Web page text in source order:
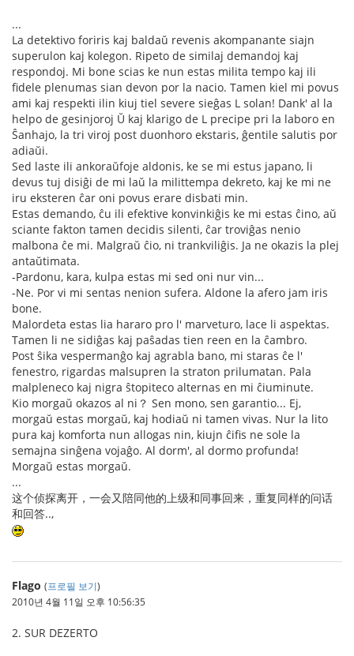
...
La detektivo foriris kaj baldaŭ revenis akompanante siajn
superulon kaj kolegon. Ripeto de similaj demandoj kaj
respondoj. Mi bone scias ke nun estas milita tempo kaj ili
fidele plenumas sian devon por la nacio. Tamen kiel mi povus
ami kaj respekti ilin kiuj tiel severe sieĝas L solan! Dank' al la
helpo de gesinjoroj Ŭ kaj klarigo de L precipe pri la laboro en
Ŝanhajo, la tri viroj post duonhoro ekstaris, ĝentile salutis por
adiaŭi.
Sed laste ili ankoraŭfoje aldonis, ke se mi estus japano, li
devus tuj disiĝi de mi laŭ la milittempa dekreto, kaj ke mi ne
iru eksteren ĉar oni povus erare disbati min.
Estas demando, ĉu ili efektive konvinkiĝis ke mi estas ĉino, aŭ
sciante fakton tamen decidis silenti, ĉar troviĝas nenio
malbona ĉe mi. Malgraŭ ĉio, ni trankviliĝis. Ja ne okazis la plej
antaŭtimata.
-Pardonu, kara, kulpa estas mi sed oni nur vin...
-Ne. Por vi mi sentas nenion sufera. Aldone la afero jam iris
bone.
Malordeta estas lia hararo pro l' marveturo, lace li aspektas.
Tamen li ne sidiĝas kaj paŝadas tien reen en la ĉambro.
Post ŝika vespermanĝo kaj agrabla bano, mi staras ĉe l'
fenestro, rigardas malsupren la straton prilumatan. Pala
malpleneco kaj nigra ŝtopiteco alternas en mi ĉiuminute.
Kio morgaŭ okazos al ni？ Sen mono, sen garantio... Ej,
morgaŭ estas morgaŭ, kaj hodiaŭ ni tamen vivas. Nur la lito
pura kaj komforta nun allogas nin, kiujn ĉifis ne sole la
semajna sinĝena vojaĝo. Al dorm', al dormo profunda!
Morgaŭ estas morgaŭ.
...
这个侦探离开，一会又陪同他的上级和同事回来，重复同样的问话
和回答..,
Flago (프로필 보기)
2010년 4월 11일 오후 10:56:35
2. SUR DEZERTO